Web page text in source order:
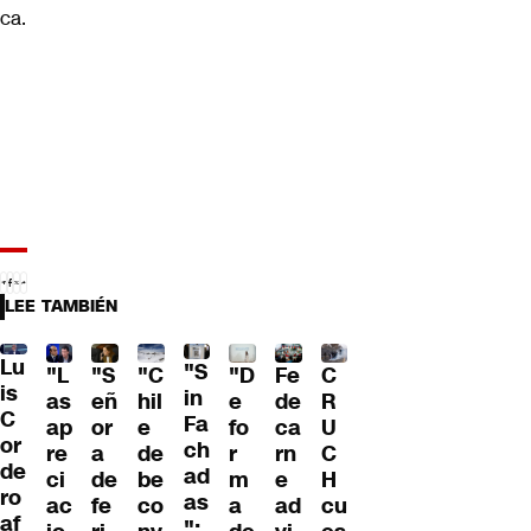
ca.
LEE TAMBIÉN
Lu
is
C
or
de
ro
af
"L
as
ap
re
ci
ac
"S
eñ
or
a
de
fe
"C
hil
e
de
be
co
"S
in
Fa
ch
ad
as
"D
e
fo
r
m
a
Fe
de
ca
rn
e
ad
C
R
U
C
H
cu